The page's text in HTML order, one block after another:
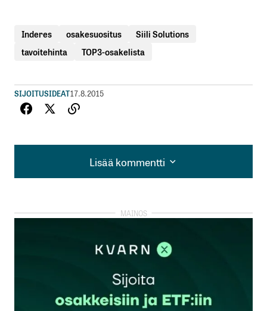
Inderes osakesuositus
Siili Solutions
tavoitehinta
TOP3-osakelista
SIJOITUSIDEAT17.8.2015
Lisää kommentti
Lisää kommentti
kirjautua
rekisteröityä